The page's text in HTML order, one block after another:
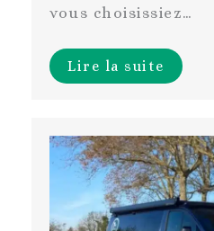
vous choisissiez…
Lire la suite